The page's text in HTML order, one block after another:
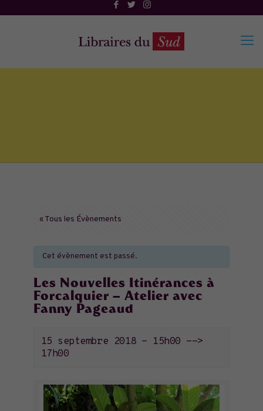
« Tous les Évènements
Cet évènement est passé.
Les Nouvelles Itinérances à
Forcalquier – Atelier avec
Fanny Pageaud
15 septembre 2018 - 15h00 -->
17h00